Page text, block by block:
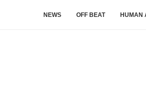
NEWS OFF BEAT HUMAN